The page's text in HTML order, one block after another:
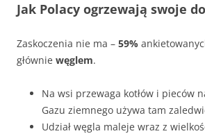
Jak Polacy ogrzewają swoje
Zaskoczenia nie ma – 59%
głównie węglem.
Na wsi przewaga kotłów i pieców
Gazu ziemnego używa tam
Udział węgla maleje wraz z